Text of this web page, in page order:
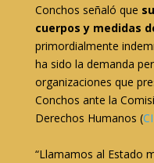
Conchos señaló que
cuerpos y medidas
primordialmente
ha sido la demanda
organizaciones que
Conchos ante la
Derechos Humanos (
“Llamamos al Estado